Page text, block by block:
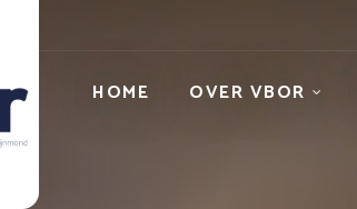
HOME OVER VBOR